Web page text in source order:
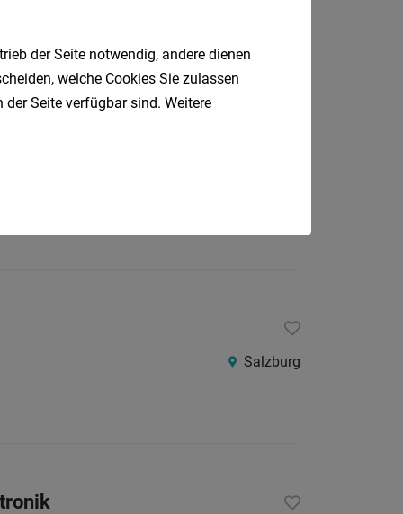
Salzburg
der Seite notwendig, andere dienen
welche Cookies Sie zulassen
Seite verfügbar sind. Weitere